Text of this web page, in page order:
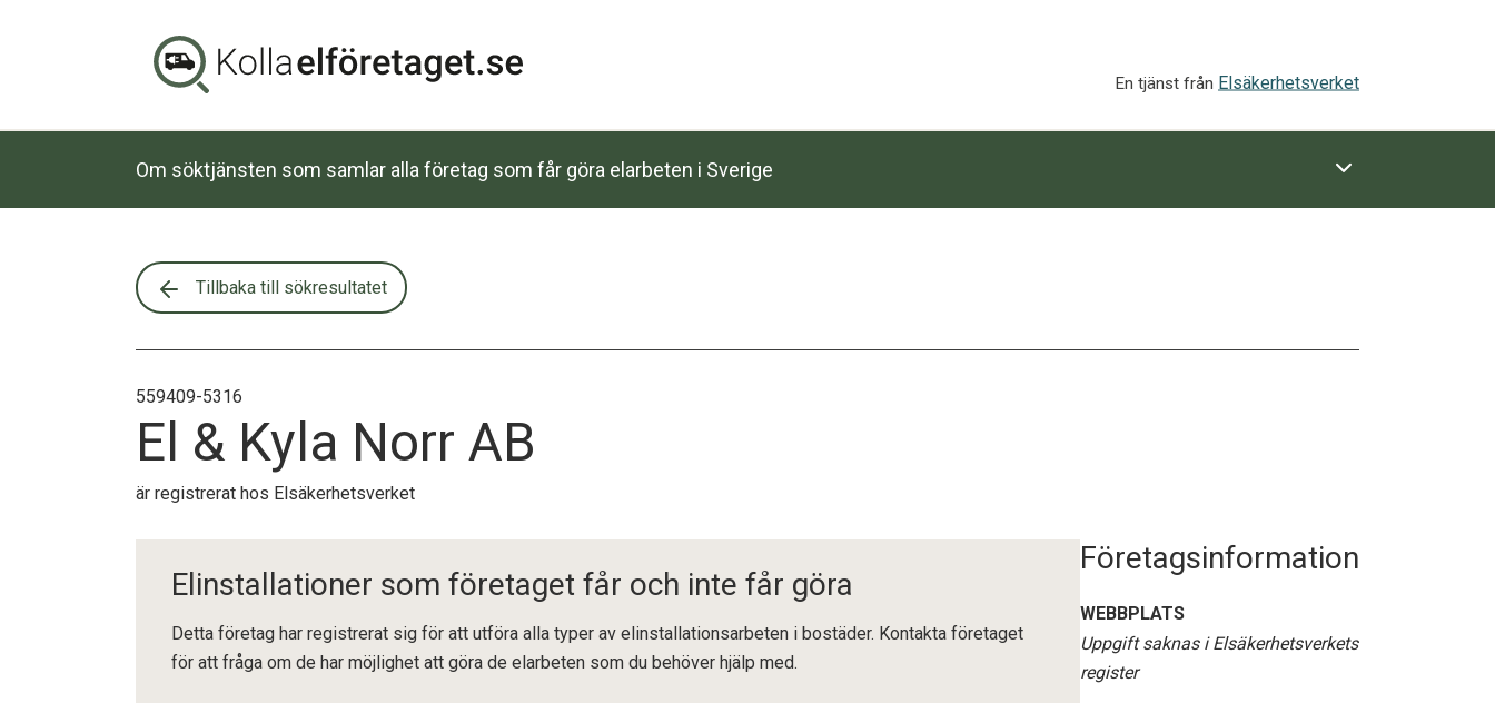
En tjänst från Elsäkerhetsverket
Om söktjänsten som samlar alla företag som får göra elarbeten i Sverige
Tillbaka till sökresultatet
559409-5316
El & Kyla Norr AB
är registrerat hos Elsäkerhetsverket
Elinstallationer som företaget får och inte får göra
Detta företag har registrerat sig för att utföra alla typer av elinstallationsarbeten i bostäder. Kontakta företaget
för att fråga om de har möjlighet att göra de elarbeten som du behöver hjälp med.
Företagsinformation
WEBBPLATS
Uppgift saknas i Elsäkerhetsverkets
register